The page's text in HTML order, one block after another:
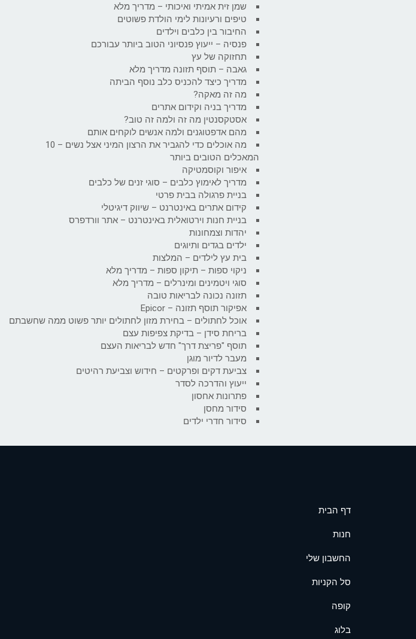
שמן זית אמיתי ואיכותי – מדריך מלא
טיפים ורעיונות לימי הולדת פשוטים
החיבור בין כלבים וילדים
פנסיה – ייעוץ פנסיוני הטוב ביותר עבורכם
תחזוקה של עץ
גאבה – תוסף תזונה מדריך מלא
מדריך כיצד להכניס כלב נוסף הביתה
מה זה מאקה?
מדריך בניה וקידום אתרים
אסטקסנטין מה זה ולמה זה טוב?
מהם אדפטוגנים ולמה אנשים לוקחים אותם
מה אוכלים כדי להגביר את הרצון המיני אצל נשים – 10
המאכלים הטובים ביותר
איפור וקוסמטיקה
מדריך לאימוץ כלבים – סוגי זנים של כלבים
בניית פרגולה בבית פרטי
קידום אתרים באינטרנט – שיווק דיגיטלי
בניית חנות וירטואלית באינטרנט – אתר וורדפרס
יהדות וצמחונות
ילדים בגדים ותיוגים
בית עץ לילדים – המלצות
ניקוי ספות – תיקון ספות – מדריך מלא
סוגי ויטמינים ומינרלים – מדריך מלא
תזונה נכונה לבריאות טובה
אפיקור תוסף תזונה – Epicor
אוכל לחתולים – בחירת מזון לחתולים יותר פשוט ממה שחשבתם
בריחת סידן – בדיקת צפיפות עצם
תוסף "פריצת דרך" חדש לבריאות העצם
מעבר לדיור מוגן
צביעת דקים ופרקטים – חידוש וצביעת רהיטים
ייעוץ והדרכה לסדר
פתרונות אחסון
סידור מחסן
סידור חדרי ילדים
דף הבית
חנות
החשבון שלי
סל הקניות
קופה
בלוג